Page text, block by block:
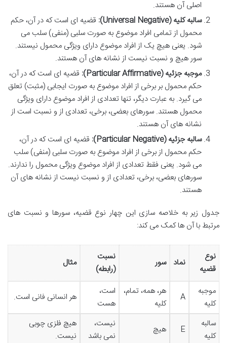
اصلی آن هستند.
سالبه کلیه (Universal Negative):
قضیه ای است که در آن، حکم
محمول از تمامی افراد موضوع به صورت سلبی (منفی) سلب می
شود. یعنی هیچ یک از افراد موضوع دارای ویژگی محمول نیستند.
سور هیچ و نسبت نیست از نشانه های آن هستند.
موجبه جزئیه (Particular Affirmative):
قضیه ای است که در آن،
حکم محمول بر برخی از افراد موضوع به صورت ایجابی (مثبت) تعلق
می گیرد. به عبارت دیگر، تنها تعدادی از افراد موضوع دارای ویژگی
محمول هستند. سورهای بعضی، برخی، تعدادی از و نسبت است از
نشانه های آن هستند.
سالبه جزئیه (Particular Negative):
قضیه ای است که در آن،
حکم محمول از برخی از افراد موضوع به صورت سلبی (منفی) سلب
می شود. یعنی فقط تعدادی از افراد موضوع ویژگی محمول را ندارند.
سورهای بعضی، برخی، تعدادی از و نسبت نیست از نشانه های آن
هستند.
جدول زیر به خلاصه سازی این چهار نوع قضیه، سورها و نسبت های
مرتبط با آن ها کمک می کند:
نوع
قضیه
نماد سور
نسبت
(رابطه)
مثال
موجبه
کلیه
A
هر، همه، تمام،
کلیه
است،
هست
هر انسانی فانی است.
سالبه
کلیه
E هیچ
نیست،
نمی باشد
هیچ فلزی چوبی
نیست.